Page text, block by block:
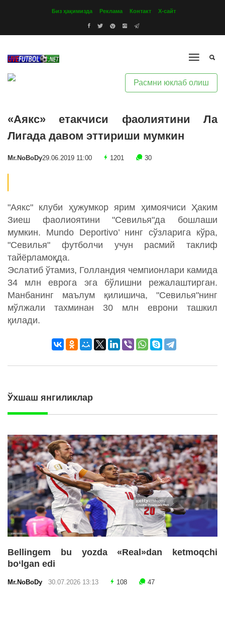
Биз ҳақимизда Реклама Контакт Х-сайт
Расмни юклаб олиш
«Аякс» етакчиси фаолиятини Ла
Лигада давом эттириши мумкин
Mr.NoBoDy29.06.2019 11:00 1201 30
"Аякс" клуби ҳужумкор ярим ҳимоячиси Ҳаким
Зиеш фаолиоятини "Севилья"да бошлаши
мумкин. Mundo Deportivo’ нинг сўзларига кўра,
"Севилья" футболчи учун расмий таклиф
тайёрламоқда.
Эслатиб ўтамиз, Голландия чемпионлари камида
34 млн еврога эга бўлишни режалаштирган.
Манбанинг маълум қилишича, "Севилья"нинг
мўлжали тахминан 30 млн еврони ташкил
қилади.
Ўхшаш янгиликлар
Bellingem bu yozda «Real»dan ketmoqchi
bo‘lgan edi
Mr.NoBoDy 30.07.2026 13:13 108 47